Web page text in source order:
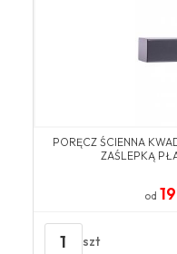
PORĘCZ ŚCIENNA
ZAŚLEPKĄ
od
1 szt